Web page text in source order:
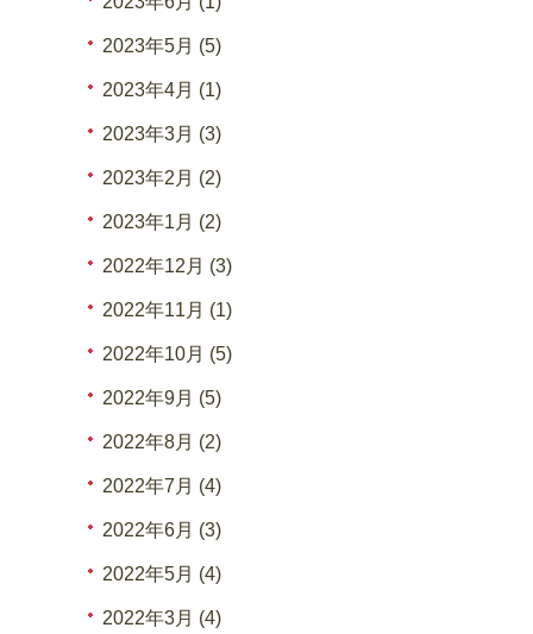
2023年5月 (5)
2023年4月 (1)
2023年3月 (3)
2023年2月 (2)
2023年1月 (2)
2022年12月 (3)
2022年11月 (1)
2022年10月 (5)
2022年9月 (5)
2022年8月 (2)
2022年7月 (4)
2022年6月 (3)
2022年5月 (4)
2022年3月 (4)